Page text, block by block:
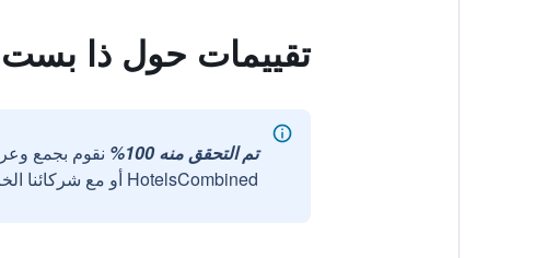
تقييمات حول ذا بست
تم التحقق منه 100%
نقوم بجمع
HotelsCombined أو مع شركائنا الخارجيين الموثوقين.